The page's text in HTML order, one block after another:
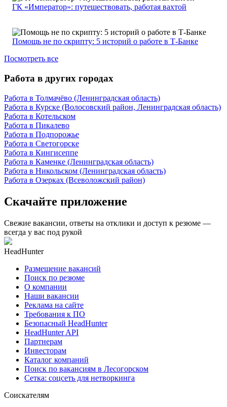
ГК «Император»: путешествовать, работая вахтой
Помощь не по скрипту: 5 историй о работе в Т-Банке
Посмотреть все
Работа в других городах
Работа в Толмачёво (Ленинградская область)
Работа в Курске (Волосовский район, Ленинградская область)
Работа в Котельском
Работа в Пикалево
Работа в Подпорожье
Работа в Светогорске
Работа в Кингисеппе
Работа в Каменке (Ленинградская область)
Работа в Никольском (Ленинградская область)
Работа в Озерках (Всеволожский район)
Скачайте приложение
Свежие вакансии, ответы на отклики и доступ к резюме —
всегда у вас под рукой
HeadHunter
Размещение вакансий
Поиск по резюме
О компании
Наши вакансии
Реклама на сайте
Требования к ПО
Безопасный HeadHunter
HeadHunter API
Партнерам
Инвесторам
Каталог компаний
Поиск по вакансиям в Лесогорском
Сетка: соцсеть для нетворкинга
Соискателям